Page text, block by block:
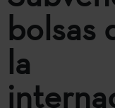
bolsas
la